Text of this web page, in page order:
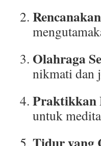
Olahraga
nikmati dan
Praktikkan
untuk